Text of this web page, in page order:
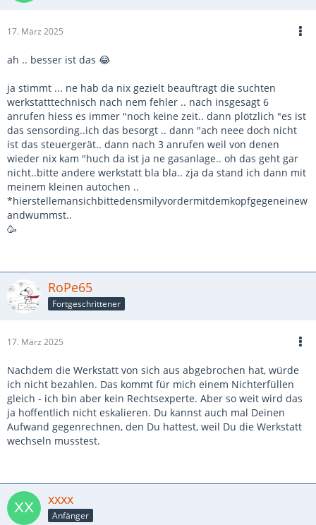
17. März 2025
ah .. besser ist das 😂
ja stimmt ... ne hab da nix gezielt beauftragt die suchten
werkstatttechnisch nach nem fehler .. nach insgesagt 6
anrufen hiess es immer "noch keine zeit.. dann plötzlich "es ist
das sensording..ich das besorgt .. dann "ach neee doch nicht
ist das steuergerät.. dann nach 3 anrufen weil von denen
wieder nix kam "huch da ist ja ne gasanlage.. oh das geht gar
nicht..bitte andere werkstatt bla bla.. zja da stand ich dann mit
meinem kleinen autochen ..
*hierstellemansichbittedensmilyvordermitdemkopfgegeneinew
andwummst..
🥳
RoPe65
Fortgeschrittener
17. März 2025
Nachdem die Werkstatt von sich aus abgebrochen hat, würde
ich nicht bezahlen. Das kommt für mich einem Nichterfüllen
gleich - ich bin aber kein Rechtsexperte. Aber so weit wird das
ja hoffentlich nicht eskalieren. Du kannst auch mal Deinen
Aufwand gegenrechnen, den Du hattest, weil Du die Werkstatt
wechseln musstest.
xxxx
Anfänger